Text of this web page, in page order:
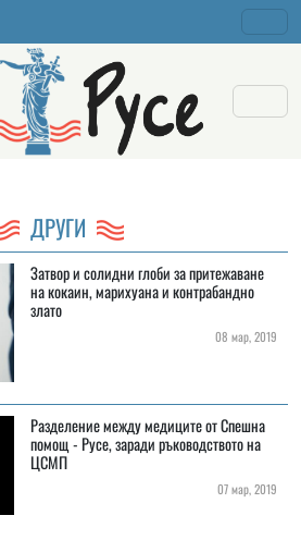
ДРУГИ
Затвор и солидни глоби за притежаване
на кокаин, марихуана и контрабандно
злато
08 мар, 2019
Разделение между медиците от Спешна
помощ - Русе, заради ръководството на
ЦСМП
07 мар, 2019